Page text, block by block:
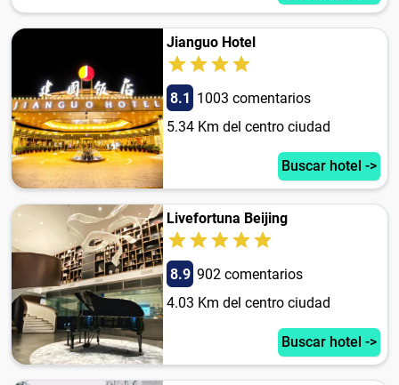
Jianguo Hotel
8.1 1003 comentarios
5.34 Km del centro ciudad
Buscar hotel ->
Livefortuna Beijing
8.9 902 comentarios
4.03 Km del centro ciudad
Buscar hotel ->